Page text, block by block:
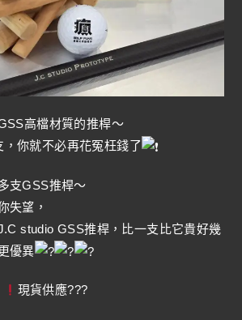
高檔材質的推桿～
，你就不必再花冤枉錢了
支GSS推桿～
失望，
studio GSS推桿，比一支比它貴好幾
優異
現貨供應???